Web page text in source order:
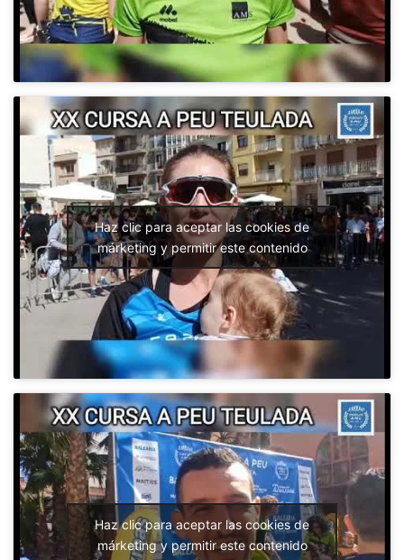
Haz clic para aceptar las cookies de
márketing y permitir este contenido
Haz clic para aceptar las cookies de
márketing y permitir este contenido